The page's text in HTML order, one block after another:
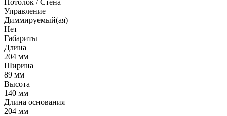
Управление
Диммируемый(ая)
Нет
Габариты
Длина
204 мм
Ширина
89 мм
Высота
140 мм
Длина основания
204 мм